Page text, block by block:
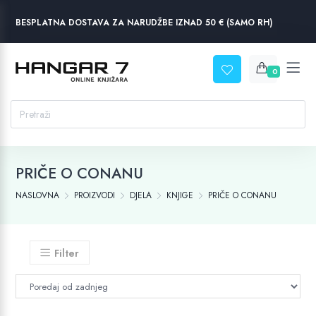
BESPLATNA DOSTAVA ZA NARUDŽBE IZNAD 50 € (SAMO RH)
0
PRIČE O CONANU
NASLOVNA PROIZVODI DJELA KNJIGE PRIČE O CONANU
Filter